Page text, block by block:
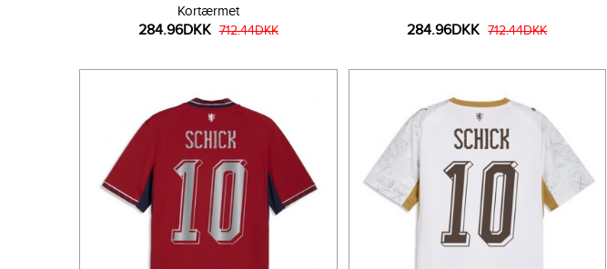
Kortærmet
284.96DKK 712.44DKK 284.96DKK 712.44DKK